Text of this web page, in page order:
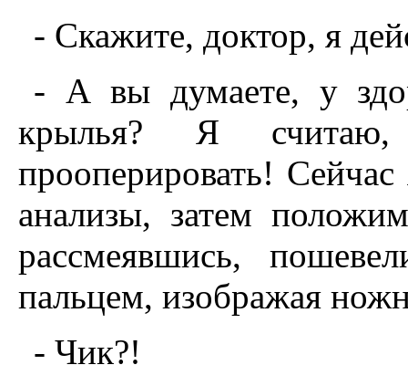
- Скажите, доктор, я
- А вы думаете, у
крылья? Я
прооперировать!
анализы, затем
рассмеявшись,
пальцем, изображая
- Чик?!